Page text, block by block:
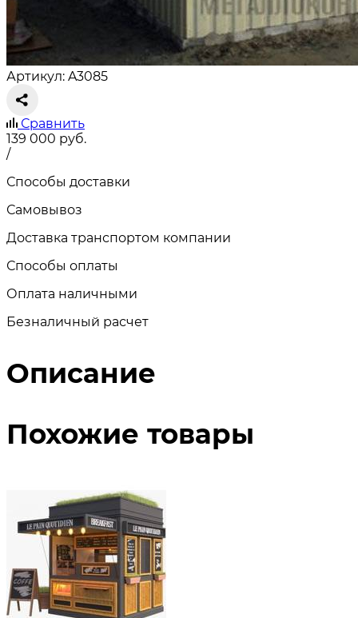
Артикул: A3085
Сравнить
139 000 руб.
/
Способы доставки
Самовывоз
Доставка транспортом компании
Способы оплаты
Оплата наличными
Безналичный расчет
Описание
Похожие товары